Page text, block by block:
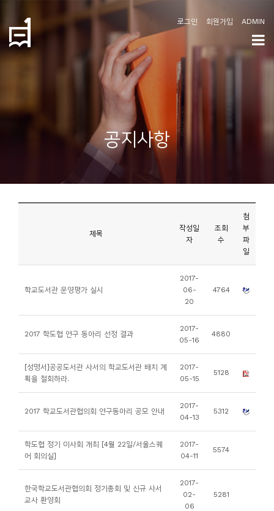
로그인 회원가입 ADMIN
공지사항
제목
작성일
자
조회
수
첨
부
파
일
학교도서관 운영평가 실시
2017-
06-
20
4764
2017 학도협 연구 동아리 선정 결과
2017-
05-16
4880
[성명서]공공도서관 사서의 학교도서관 배치 계
획을 철회하라.
2017-
05-15
5128
2017 학교도서관협의회 연구동아리 공모 안내
2017-
04-13
5312
학도협 정기 이사회 개최 [4월 22일/서울스퀘
어 회의실]
2017-
04-11
5574
한국학교도서관협의회 정기총회 및 신규 사서
교사 환영회
2017-
02-
06
5281
지
사
아
자